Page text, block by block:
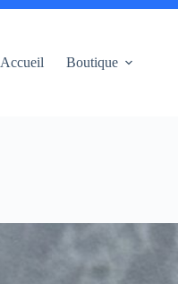
Accueil Boutique